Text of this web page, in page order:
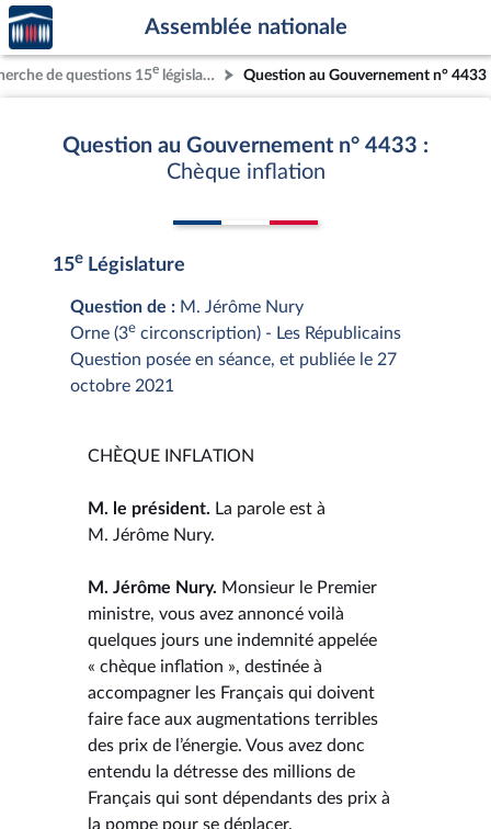
Aller au contenu
Aller en bas de la page
Accèder
à la
page
d'accueil
Assemblée nationale
de questions 15e législature Question au Gouvernement n° 4433
Question au Gouvernement n° 4433 :
Chèque inflation
15e Législature
Question de : M. Jérôme Nury
Orne (3e circonscription) - Les Républicains
Question posée en séance, et publiée le 27
octobre 2021
CHÈQUE INFLATION
M. le président. La parole est à
M. Jérôme Nury.
M. Jérôme Nury. Monsieur le Premier
ministre, vous avez annoncé voilà
quelques jours une indemnité appelée
« chèque inflation », destinée à
accompagner les Français qui doivent
faire face aux augmentations terribles
des prix de l’énergie. Vous avez donc
entendu la détresse des millions de
Français qui sont dépendants des prix à
la pompe pour se déplacer.